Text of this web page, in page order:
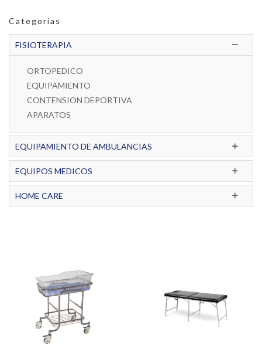
Categorías
FISIOTERAPIA
ORTOPEDICO
EQUIPAMIENTO
CONTENSION DEPORTIVA
APARATOS
EQUIPAMIENTO DE AMBULANCIAS
EQUIPOS MEDICOS
HOME CARE